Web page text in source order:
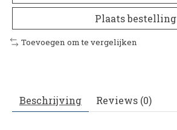
Plaats bestelling
Toevoegen om te vergelijken
Beschrijving Reviews (0)